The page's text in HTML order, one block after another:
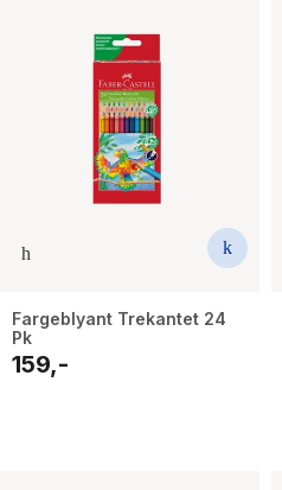
Fargeblyant Trekantet 24
Pk
159,-